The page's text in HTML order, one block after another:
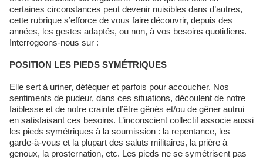
certaines circonstances peut devenir nuisibles dans d’autres,
cette rubrique s’efforce de vous faire découvrir, depuis des
années, les gestes adaptés, ou non, à vos besoins quotidiens.
Interrogeons-nous sur :
POSITION LES PIEDS SYMÉTRIQUES
Elle sert à uriner, déféquer et parfois pour accoucher. Nos
sentiments de pudeur, dans ces situations, découlent de notre
faiblesse et de notre crainte d’être gênés et/ou de gêner autrui
en satisfaisant ces besoins. L’inconscient collectif associe aussi
les pieds symétriques à la soumission : la repentance, les
garde-à-vous et la plupart des saluts militaires, la prière à
genoux, la prosternation, etc. Les pieds ne se symétrisent pas